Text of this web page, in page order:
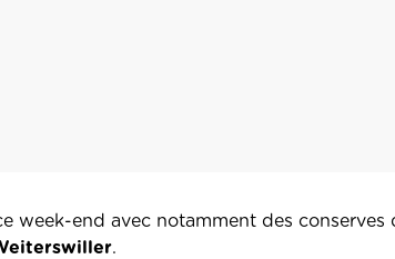
week-end avec notamment des
.